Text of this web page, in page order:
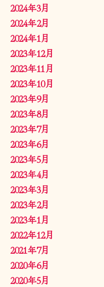
2024年3月
2024年2月
2024年1月
2023年12月
2023年11月
2023年10月
2023年9月
2023年8月
2023年7月
2023年6月
2023年5月
2023年4月
2023年3月
2023年2月
2023年1月
2022年12月
2021年7月
2020年6月
2020年5月